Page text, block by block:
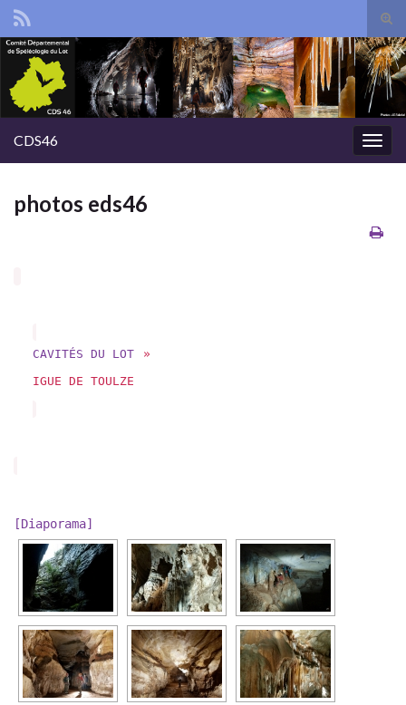
Search for:
CDS46
photos eds46
CAVITÉS DU LOT »
IGUE DE TOULZE
[Diaporama]